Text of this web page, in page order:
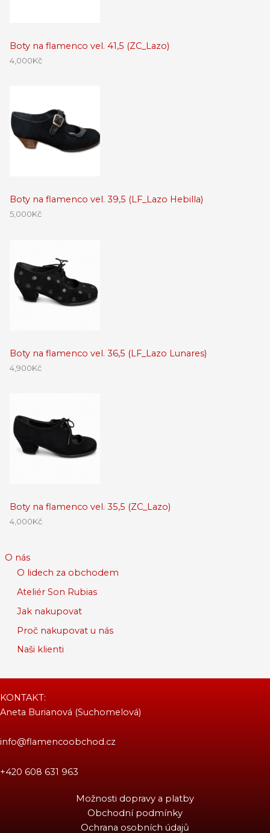
Boty na flamenco vel. 41,5 (ZC_Lazo)
4,000Kč
Boty na flamenco vel. 39,5 (LF_Lazo Hebilla)
5,000Kč
Boty na flamenco vel. 36,5 (LF_Lazo Lunares)
4,900Kč
Boty na flamenco vel. 35,5 (ZC_Lazo)
4,000Kč
O nás
O lidech za obchodem
Ateliér Son Rubias
Jak nakupovat
Proč nakupovat u nás
Naši klienti
KONTAKT:
Aneta Burianová (Suchomelová)
info@flamencoobchod.cz
+420 608 631 963
Možnosti dopravy a platby
Obchodní podmínky
Ochrana osobních údajů